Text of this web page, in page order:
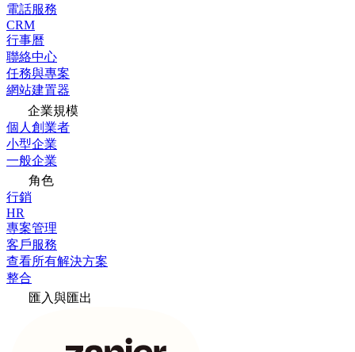
電話服務
CRM
行事曆
聯絡中心
任務與專案
網站建置器
企業規模
個人創業者
小型企業
一般企業
角色
行銷
HR
專案管理
客戶服務
查看所有解決方案
整合
匯入與匯出